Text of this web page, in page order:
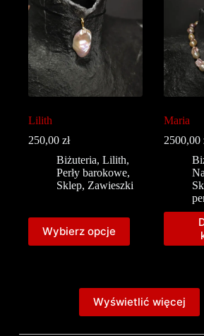
Lilith
250,00 zł
Biżuteria, Lilith,
Perły barokowe,
Sklep, Zawieszki
Wybierz opcje
Maria
2500,00
Wyświetlić więcej